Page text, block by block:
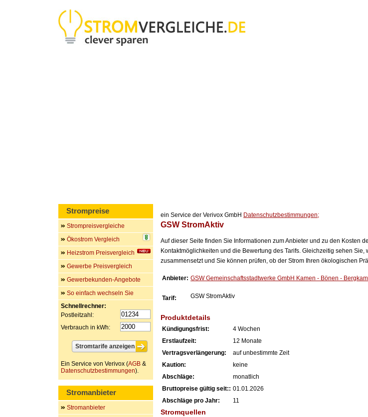
ein Service der Verivox GmbH Datenschutzbestimmungen;
GSW StromAktiv
Auf dieser Seite finden Sie Informationen zum Anbieter und zu den Kosten
Kontaktmöglichkeiten und die Bewertung des Tarifs. Gleichzeitig sehen
zusammensetzt und Sie können prüfen, ob der Strom Ihren ökologischen
Anbieter: GSW Gemeinschaftsstadtwerke GmbH Kamen - Bönen -
Tarif: GSW StromAktiv
Produktdetails
Kündigungsfrist:
4 Wochen
Erstlaufzeit:
12 Monate
Vertragsverlängerung:
auf unbestimmte Zeit
Kaution:
keine
Abschläge:
monatlich
Bruttopreise gültig seit:: 01.01.2026
Abschläge pro Jahr:
11
Stromquellen
Strompreise
Strompreisvergleiche
Ökostrom Vergleich
Heizstrom Preisvergleich
Gewerbe Preisvergleich
Gewerbekunden-Angebote
So einfach wechseln Sie
Schnellrechner:
Postleitzahl:
Verbrauch in kWh:
Ein Service von Verivox (AGB &
Datenschutzbestimmungen).
Stromanbieter
Stromanbieter